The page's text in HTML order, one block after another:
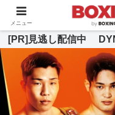
BOXING BEAT [
[PR]見逃し配信中
メニュー